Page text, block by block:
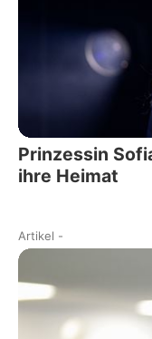
Prinzessin
ihre Heimat
Artikel -